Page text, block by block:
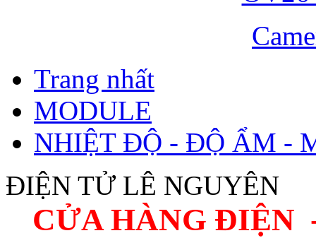
Trang nhất
MODULE
NHIỆT ĐỘ - ĐỘ ẨM -
ĐIỆN TỬ LÊ NGUYÊN
CỬA HÀNG ĐIỆN